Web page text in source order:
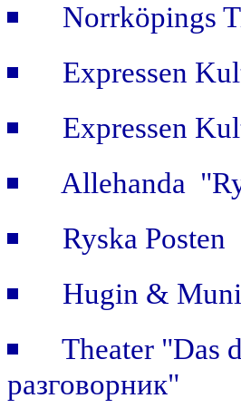
Norrköpings
Expressen
Expressen
Allehanda
Ryska
Hugin &
Theater "Das
разговорник"